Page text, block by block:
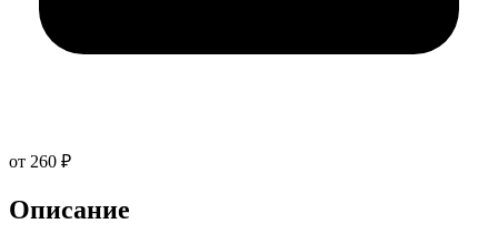
от 260 ₽
Описание